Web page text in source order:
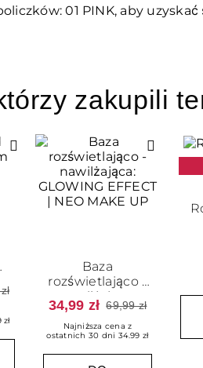
01 PINK, aby
zakupili
Baza
rozświetlająco -
nawilżająca:
GLOWING
EFFECT
34,99 zł 69,99 zł
Najniższa cena z
ostatnich 30 dni 34.99 zł